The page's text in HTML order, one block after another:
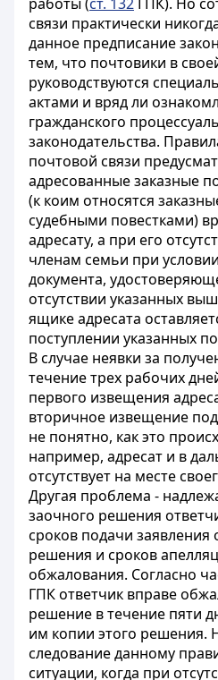
связи практически
данное предписание
тем, что почтовики в
руководствуются
актами и вряд ли
гражданского
законодательства.
почтовой связи
адресованные заказные
(к коим относятся
судебными повестками)
адресату, а при его
членам семьи при
документа,
отсутствии указанных
ящике адресата
поступлении указанных
В случае неявки за
течение трех рабочих
первого извещения
вторичное извещение
не понятно, как это
например, адресат и в
отсутствует на месте
Другая проблема -
заочного решения
сроков подачи заявления
решения и сроков
обжалования. Согласно
ГПК ответчик вправе
решение в течение пяти
им копии этого решения.
следование данному
ситуации, когда при